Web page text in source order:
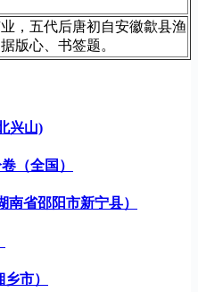
，五代后唐初自安徽歙县渔
版心、书签题。
兴山)
（全国）
省邵阳市新宁县）
市）